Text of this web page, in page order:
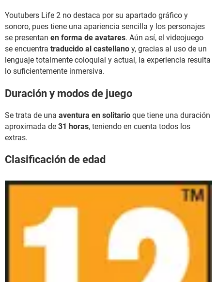
Youtubers Life 2 no destaca por su apartado gráfico y
sonoro, pues tiene una apariencia sencilla y los personajes
se presentan en forma de avatares. Aún así, el videojuego
se encuentra traducido al castellano y, gracias al uso de un
lenguaje totalmente coloquial y actual, la experiencia resulta
lo suficientemente inmersiva.
Duración y modos de juego
Se trata de una aventura en solitario que tiene una duración
aproximada de 31 horas, teniendo en cuenta todos los
extras.
Clasificación de edad